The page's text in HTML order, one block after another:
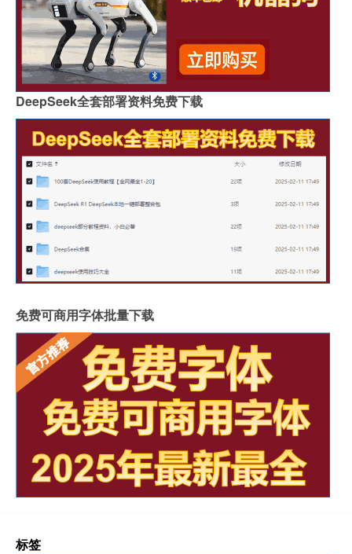
DeepSeek全套部署资料免费下载
免费可商用字体批量下载
标签